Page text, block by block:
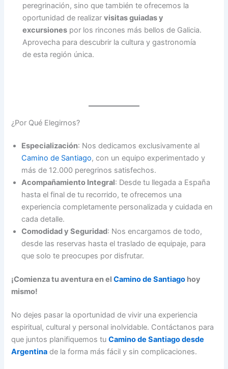
peregrinación, sino que también te ofrecemos la
oportunidad de realizarvisitas guiadas y
excursiones por los rincones más bellos de Galicia.
Aprovecha para descubrir la cultura y gastronomía
de esta región única.
¿Por Qué Elegirnos?
Especialización: Nos dedicamos exclusivamente al
Camino de Santiago, con un equipo experimentado y
más de 12.000 peregrinos satisfechos.
Acompañamiento Integral: Desde tu llegada a España
hasta el final de tu recorrido, te ofrecemos una
experiencia completamente personalizada y cuidada en
cada detalle.
Comodidad y Seguridad: Nos encargamos de todo,
desde las reservas hasta el traslado de equipaje, para
que solo te preocupes por disfrutar.
¡Comienza tu aventura en elCamino de Santiago hoy
mismo!
No dejes pasar la oportunidad de vivir una experiencia
espiritual, cultural y personal inolvidable. Contáctanos para
que juntos planifiquemos tuCamino de Santiago desde
Argentina de la forma más fácil y sin complicaciones.